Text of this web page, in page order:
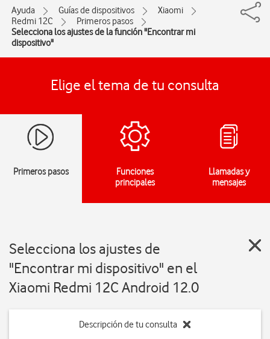
Ayuda Guías de dispositivos
Xiaomi
Redmi 12C
Primeros pasos
Selecciona los ajustes de la función "Encontrar mi
dispositivo"
Elige el tema de tu consulta
Primeros pasos
Funciones
principales
Llamadas y
mensajes
Selecciona los ajustes de
"Encontrar mi dispositivo" en el
Xiaomi Redmi 12C Android 12.0
Descripción de tu consulta